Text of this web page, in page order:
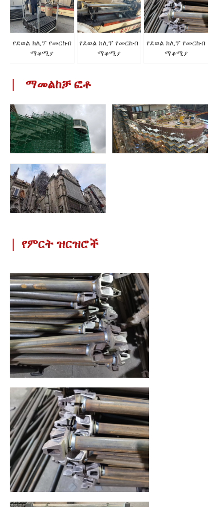
የደወል ክሊፕ የመርከብ
ማቆሚያ
የደወል ክሊፕ የመርከብ
ማቆሚያ
የደወል ክሊፕ የመርከብ
ማቆሚያ
| ማመልከቻ ፎቶ
| የምርት ዝርዝሮች